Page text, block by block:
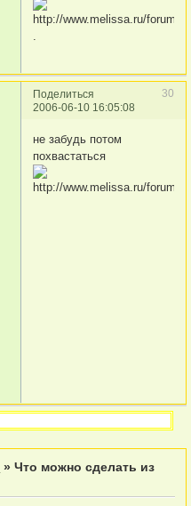
.
Поделиться
30
2006-06-10 16:05:08
не забудь потом
похвастаться
»Что можно сделать из